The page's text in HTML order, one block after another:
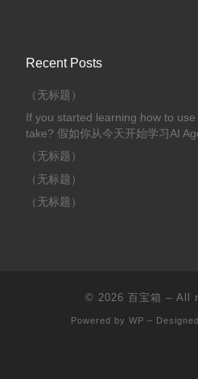
Recent Posts
（无标题）
If you started learning how to
take? 假如你从今天开始学习AI
（无标题）
（无标题）
（无标题）
© 2026 百宝箱 – All
Powered by WP –